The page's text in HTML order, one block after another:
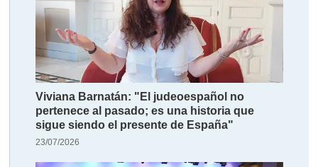
Viviana Barnatán: "El judeoespañol no
pertenece al pasado; es una historia que
sigue siendo el presente de España"
23/07/2026